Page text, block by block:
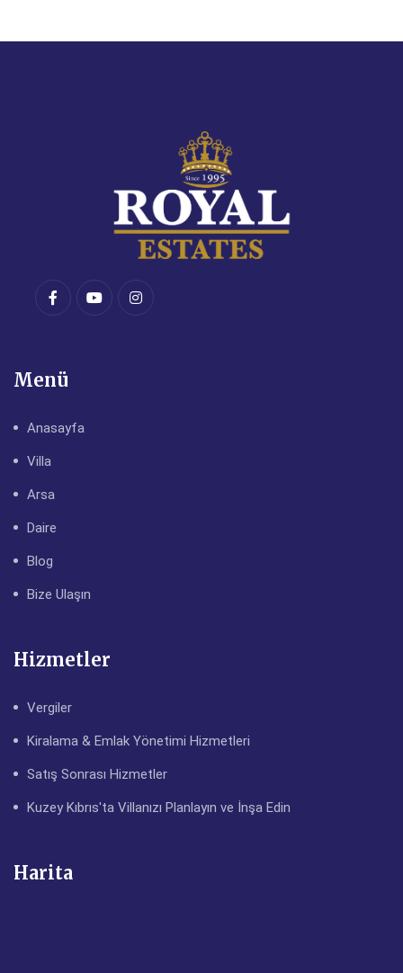
Menü
Anasayfa
Villa
Arsa
Daire
Blog
Bize Ulaşın
Hizmetler
Vergiler
Kiralama & Emlak Yönetimi Hizmetleri
Satış Sonrası Hizmetler
Kuzey Kıbrıs'ta Villanızı Planlayın ve İnşa Edin
Harita